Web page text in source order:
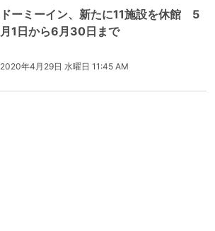
ドーミーイン、新たに11施設を休館 5
月1日から6月30日まで
2020年4月29日 水曜日 11:45 AM